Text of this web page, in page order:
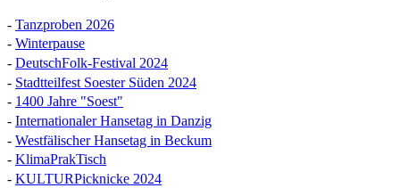
- Tanzproben 2026
- Winterpause
- DeutschFolk-Festival 2024
- Stadtteilfest Soester Süden 2024
- 1400 Jahre "Soest"
- Internationaler Hansetag in Danzig
- Westfälischer Hansetag in Beckum
- KlimaPrakTisch
- KULTURPicknicke 2024